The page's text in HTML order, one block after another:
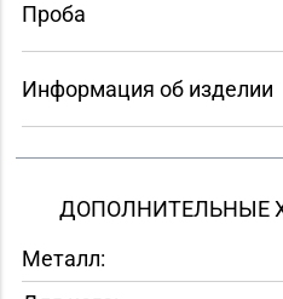
Проба
Информация об изделии
ДОПОЛНИТЕЛЬНЫЕ
Металл: